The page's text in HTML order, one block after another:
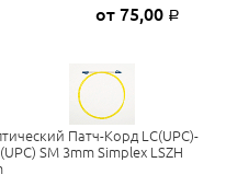
от 75,00 Р
Патч-Корд LC(UPC)-
SM 3mm Simplex LSZH